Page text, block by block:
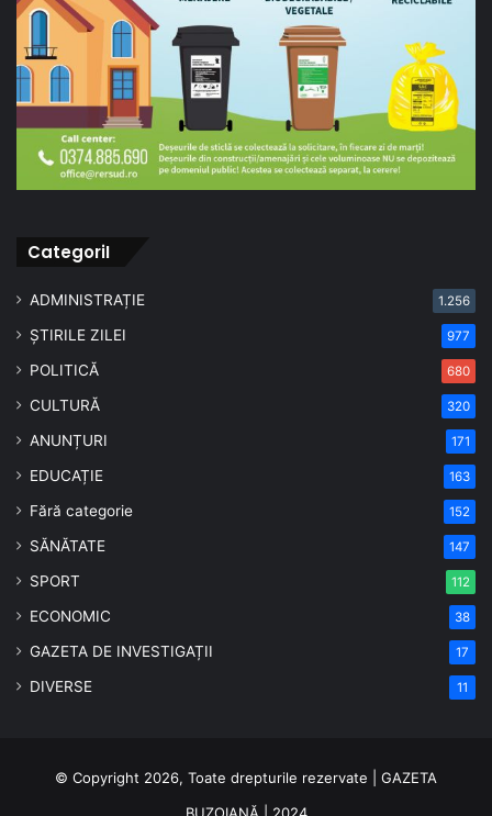
CategoriI
ADMINISTRAȚIE 1.256
ȘTIRILE ZILEI 977
POLITICĂ 680
CULTURĂ 320
ANUNȚURI 171
EDUCAȚIE 163
Fără categorie 152
SĂNĂTATE 147
SPORT 112
ECONOMIC 38
GAZETA DE INVESTIGAȚII 17
DIVERSE 11
© Copyright 2026, Toate drepturile rezervate | GAZETA